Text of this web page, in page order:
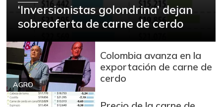
‘Inversionistas golondrina’ dejan
sobreoferta de carne de cerdo
AGRO
Colombia avanza en la
exportación de carne de
cerdo